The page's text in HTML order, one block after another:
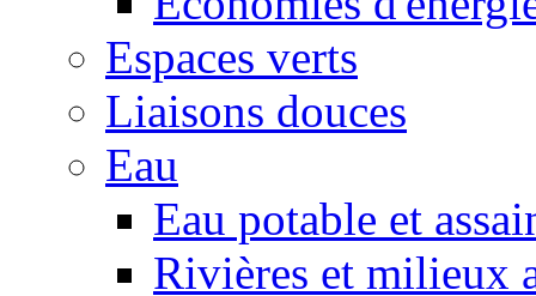
Espaces verts
Liaisons douces
Eau
Eau potable et
Rivières et milieux